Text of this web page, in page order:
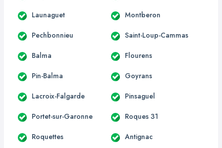
Launaguet Montberon
Pechbonnieu Saint-Loup-Cammas
Balma Flourens
Pin-Balma Goyrans
Lacroix-Falgarde Pinsaguel
Portet-sur-Garonne Roques 31
Roquettes Antignac